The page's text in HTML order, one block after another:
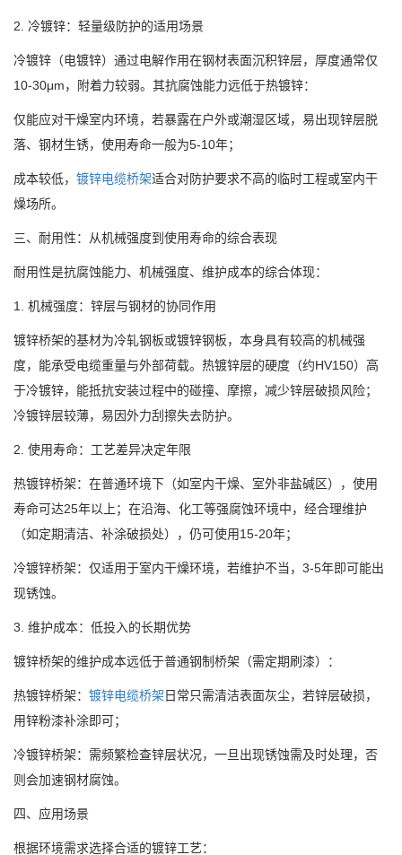
2. 冷镀锌：轻量级防护的适用场景
冷镀锌（电镀锌）通过电解作用在钢材表面沉积锌层，厚度通常仅
10-30μm，附着力较弱。其抗腐蚀能力远低于热镀锌：
仅能应对干燥室内环境，若暴露在户外或潮湿区域，易出现锌层脱
落、钢材生锈，使用寿命一般为5-10年；
成本较低， 镀锌电缆桥架适合对防护要求不高的临时工程或室内干
燥场所。
三、耐用性：从机械强度到使用寿命的综合表现
耐用性是抗腐蚀能力、机械强度、维护成本的综合体现：
1. 机械强度：锌层与钢材的协同作用
镀锌桥架的基材为冷轧钢板或镀锌钢板，本身具有较高的机械强
度，能承受电缆重量与外部荷载。热镀锌层的硬度（约HV150）高
于冷镀锌，能抵抗安装过程中的碰撞、摩擦，减少锌层破损风险；
冷镀锌层较薄，易因外力刮擦失去防护。
2. 使用寿命：工艺差异决定年限
热镀锌桥架：在普通环境下（如室内干燥、室外非盐碱区），使用
寿命可达25年以上；在沿海、化工等强腐蚀环境中，经合理维护
（如定期清洁、补涂破损处），仍可使用15-20年；
冷镀锌桥架：仅适用于室内干燥环境，若维护不当，3-5年即可能出
现锈蚀。
3. 维护成本：低投入的长期优势
镀锌桥架的维护成本远低于普通钢制桥架（需定期刷漆）：
热镀锌桥架： 镀锌电缆桥架日常只需清洁表面灰尘，若锌层破损，
用锌粉漆补涂即可；
冷镀锌桥架：需频繁检查锌层状况，一旦出现锈蚀需及时处理，否
则会加速钢材腐蚀。
四、应用场景
根据环境需求选择合适的镀锌工艺：